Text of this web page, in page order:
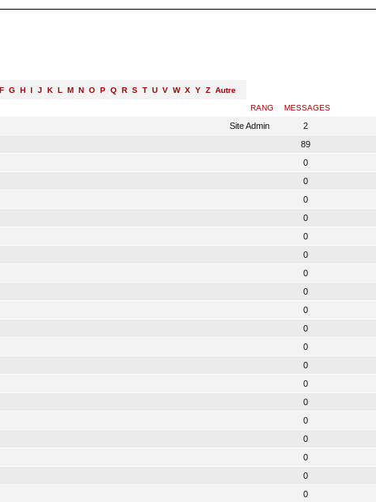
F G H I J K L M N O P Q R S T U V W X Y Z Autre
RANG MESSAGES
Site Admin 2
89
0
0
0
0
0
0
0
0
0
0
0
0
0
0
0
0
0
0
0